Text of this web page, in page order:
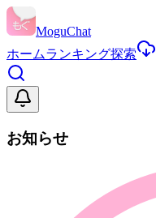
MoguChat
ホームランキング探索
お知らせ